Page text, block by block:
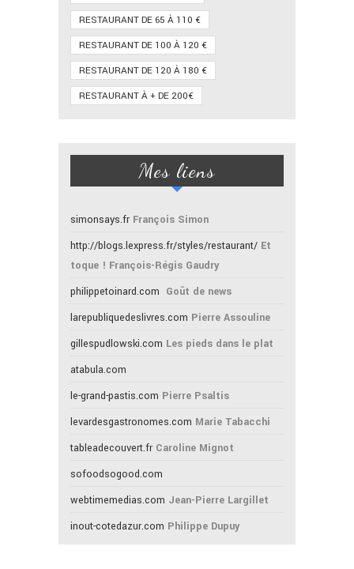
RESTAURANT DE 65 À 110 €
RESTAURANT DE 100 À 120 €
RESTAURANT DE 120 À 180 €
RESTAURANT À + DE 200€
Mes liens
simonsays.fr François Simon
http://blogs.lexpress.fr/styles/restaurant/ Et
toque ! François-Régis Gaudry
philippetoinard.com Goût de news
larepubliquedeslivres.com Pierre Assouline
gillespudlowski.com Les pieds dans le plat
atabula.com
le-grand-pastis.com Pierre Psaltis
levardesgastronomes.com Marie Tabacchi
tableadecouvert.fr Caroline Mignot
sofoodsogood.com
webtimemedias.com Jean-Pierre Largillet
inout-cotedazur.com Philippe Dupuy